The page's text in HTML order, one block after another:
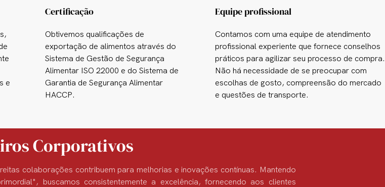
e
Certificação
Obtivemos qualificações de
exportação de alimentos através do
Sistema de Gestão de Segurança
Alimentar ISO 22000 e do Sistema de
Garantia de Segurança Alimentar
HACCP.
Equipe profissional
Contamos com uma equipe de atendimento
profissional experiente que fornece conselhos
práticos para agilizar seu processo de compra.
Não há necessidade de se preocupar com
escolhas de gosto, compreensão do mercado
e questões de transporte.
Corporativos
colaborações contribuem para melhorias e inovações contínuas. Mantendo
buscamos consistentemente a excelência, fornecendo aos clientes